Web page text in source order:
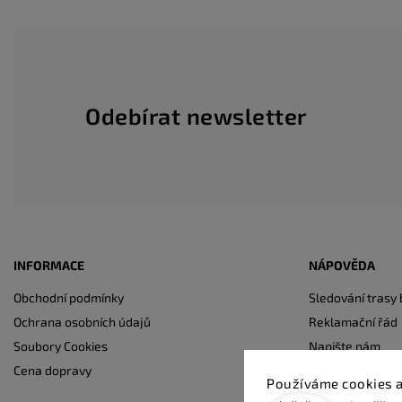
Používáme cookies
INFORMACE
Obchodní podmínky
Ochrana osobních údajů
Soubory Cookies
Cena dopravy
NÁPOVĚDA
Sledování trasy
Reklamační řád
Napište nám
Odebírat newsletter